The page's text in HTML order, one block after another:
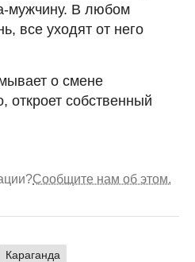
мужчину. В любом
все уходят от него
о смене
собственный
Сообщите нам об этом.
Караганда